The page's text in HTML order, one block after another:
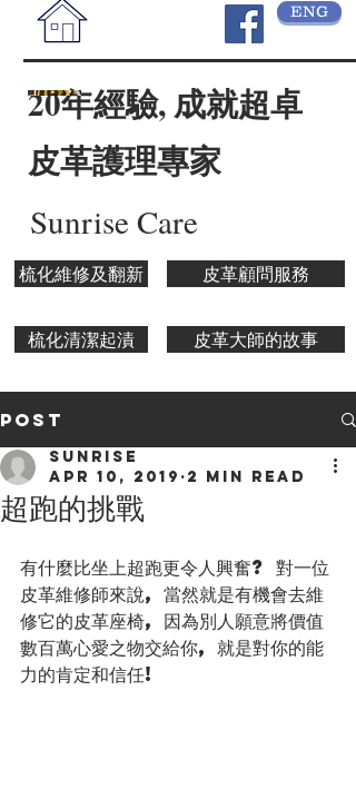
ENG
20年經驗, 成就超卓
皮革護理專家
Sunrise Care
梳化維修及翻新 皮革顧問服務
梳化清潔起漬 皮革大師的故事
Post
超跑的挑戰
SUNRISE
Apr 10, 2019 2 min read
有什麼比坐上超跑更令人興奮? 對一位
皮革維修師來說, 當然就是有機會去維
修它的皮革座椅, 因為別人願意將價值
數百萬心愛之物交給你, 就是對你的能
力的肯定和信任!